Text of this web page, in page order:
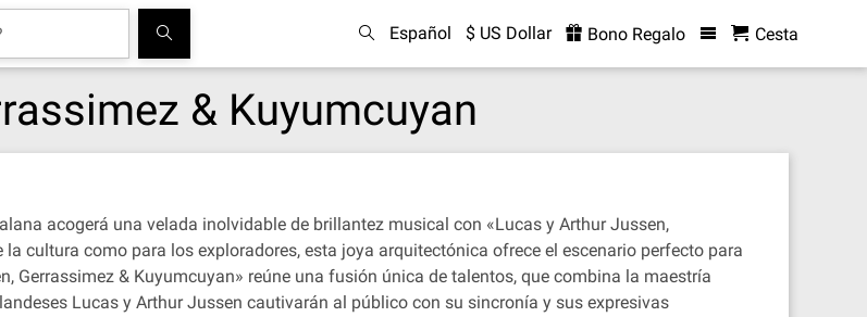
Español $ US Dollar Bono Regalo Cesta
& Kuyumcuyan
acogerá una velada inolvidable de brillantez musical con «Lucas y Arthur Jussen,
cultura como para los exploradores, esta joya arquitectónica ofrece el escenario perfecto para
Gerrassimez & Kuyumcuyan» reúne una fusión única de talentos, que combina la maestría
Lucas y Arthur Jussen cautivarán al público con su sincronía y sus expresivas